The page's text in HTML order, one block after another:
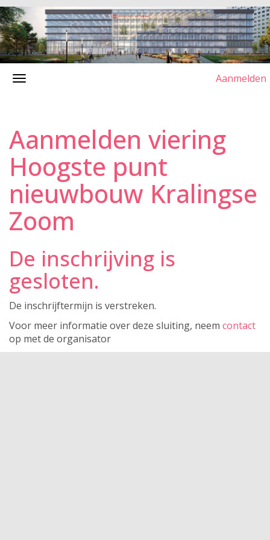
Aanmelden
Aanmelden viering
Hoogste punt
nieuwbouw Kralingse
Zoom
De inschrijving is
gesloten.
De inschrijftermijn is verstreken.
Voor meer informatie over deze sluiting, neem contact
op met de organisator